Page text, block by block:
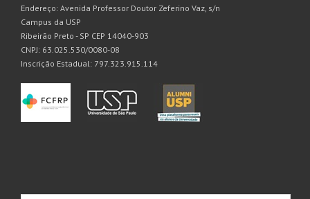
Endereço: Avenida Professor Doutor Zeferino Vaz, s/n
Campus da USP
Ribeirão Preto - SP CEP 14040-903
CNPJ: 63.025.530/0080-08
Inscrição Estadual: 797.323.915.114